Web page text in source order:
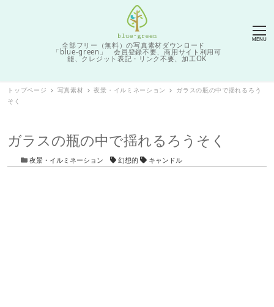
全部フリー（無料）の写真素材ダウンロード
「blue-green」 会員登録不要、商用サイト利用可
能、クレジット表記・リンク不要、加工OK
MENU
トップページ 写真素材 夜景・イルミネーション
ガラスの瓶の中で揺れるろう
そく
ガラスの瓶の中で揺れるろうそく
カテゴリー
夜景・イルミネーション タグ幻想的 キャンドル